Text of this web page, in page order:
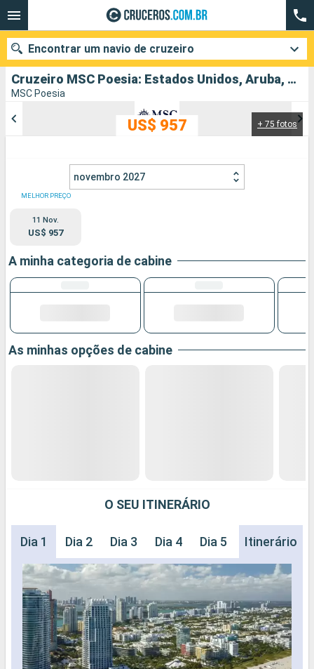
Cruzeiro MSC Poesia: Estados Unidos, Aruba, Republica Dominicana, Jamaica, Islas Caimán partindo de Miami
MSC Poesia
+ 75 fotos
US$ 957
novembro 2027
MELHOR PREÇO
11 Nov.
US$ 957
A minha categoria de cabine
As minhas opções de cabine
O SEU ITINERÁRIO
Dia 1 Dia 2 Dia 3 Dia 4 Dia 5 Dia 6 Dia
Itinerário
Encontrar um navio de cruzeiro
Cidades Companhias